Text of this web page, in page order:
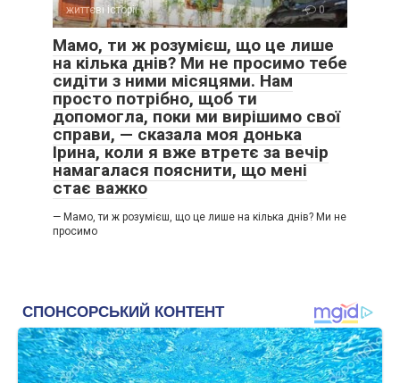
життєві історії 0
Мамо, ти ж розумієш, що це лише
на кілька днів? Ми не просимо тебе
сидіти з ними місяцями. Нам
просто потрібно, щоб ти
допомогла, поки ми вирішимо свої
справи, — сказала моя донька
Ірина, коли я вже втретє за вечір
намагалася пояснити, що мені
стає важко
— Мамо, ти ж розумієш, що це лише на кілька днів? Ми не
просимо